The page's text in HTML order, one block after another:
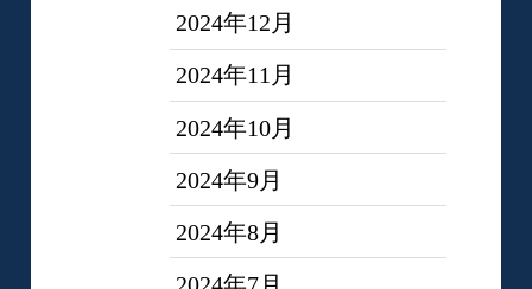
2024年12月
2024年11月
2024年10月
2024年9月
2024年8月